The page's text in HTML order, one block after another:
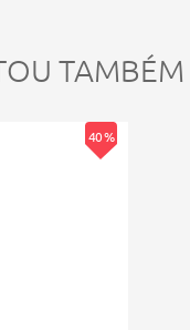
TAMBÉM
40 %